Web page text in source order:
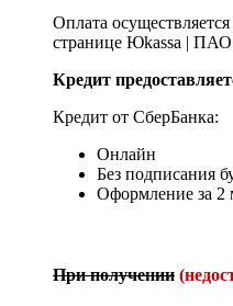
Оплата
странице Юkassa |
Кредит
Кредит от СберБанка:
Онлайн
Без подписания
Оформление за 2
При получении